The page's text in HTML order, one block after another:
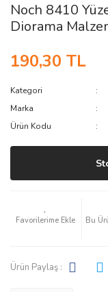
Noch 8410
Diorama
190,30 TL
Kategori
Marka
Ürün Kodu
Bu
Ürün Paylaş :